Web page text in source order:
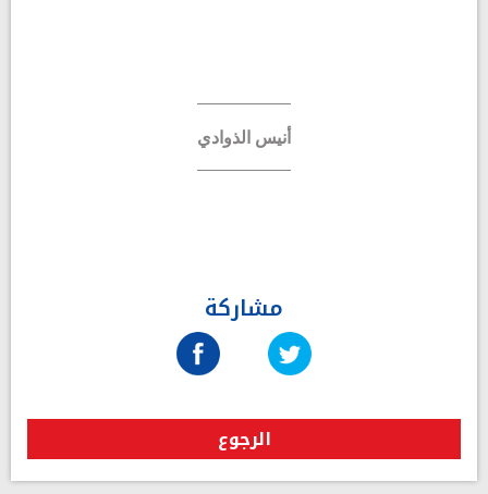
أنيس الذوادي
مشاركة
الرجوع